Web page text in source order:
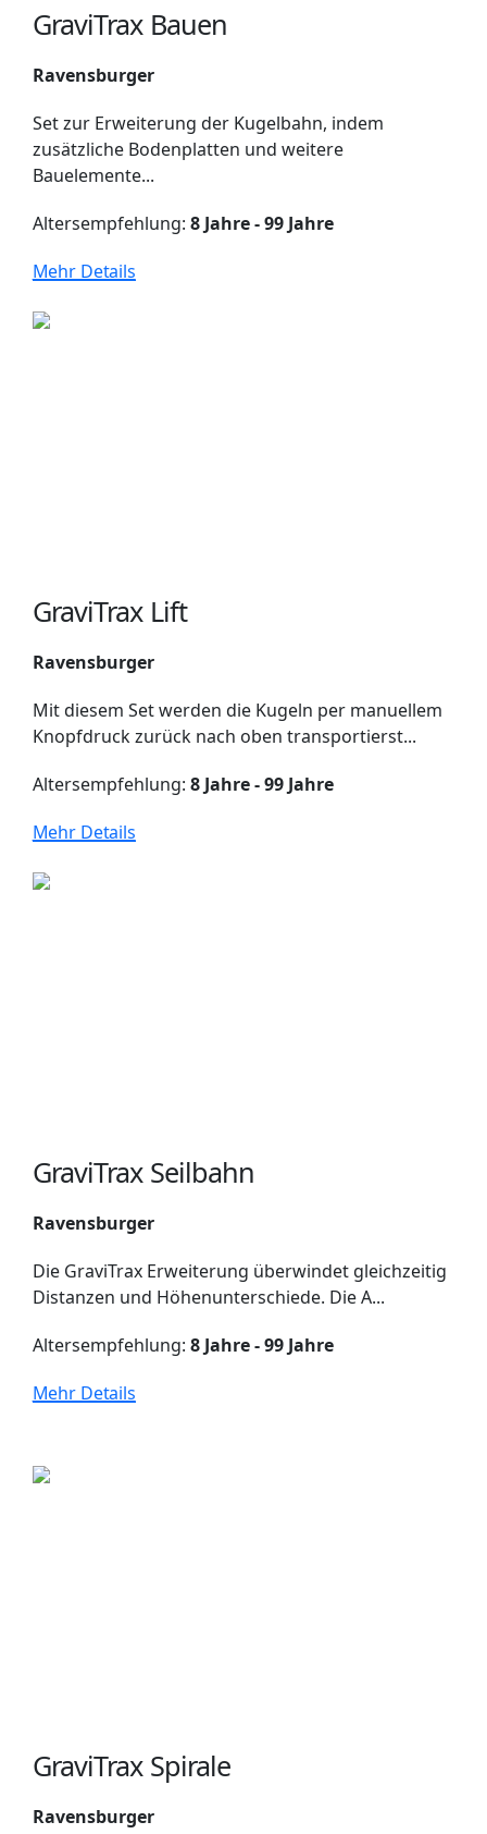
GraviTrax Bauen
Ravensburger
Set zur Erweiterung der Kugelbahn, indem
zusätzliche Bodenplatten und weitere
Bauelemente...
Altersempfehlung: 8 Jahre - 99 Jahre
Mehr Details
GraviTrax Lift
Ravensburger
Mit diesem Set werden die Kugeln per manuellem
Knopfdruck zurück nach oben transportierst...
Altersempfehlung: 8 Jahre - 99 Jahre
Mehr Details
GraviTrax Seilbahn
Ravensburger
Die GraviTrax Erweiterung überwindet gleichzeitig
Distanzen und Höhenunterschiede. Die A...
Altersempfehlung: 8 Jahre - 99 Jahre
Mehr Details
GraviTrax Spirale
Ravensburger